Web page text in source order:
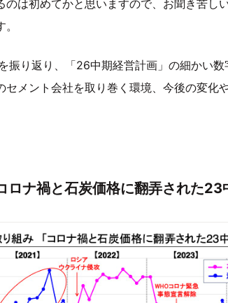
のは初めてかと思いますので、お聞き苦し
振り返り、「26中期経営計画」の細かい数
セメント会社を取り巻く環境、今後の変化
ナ禍と石炭価格に翻弄された23